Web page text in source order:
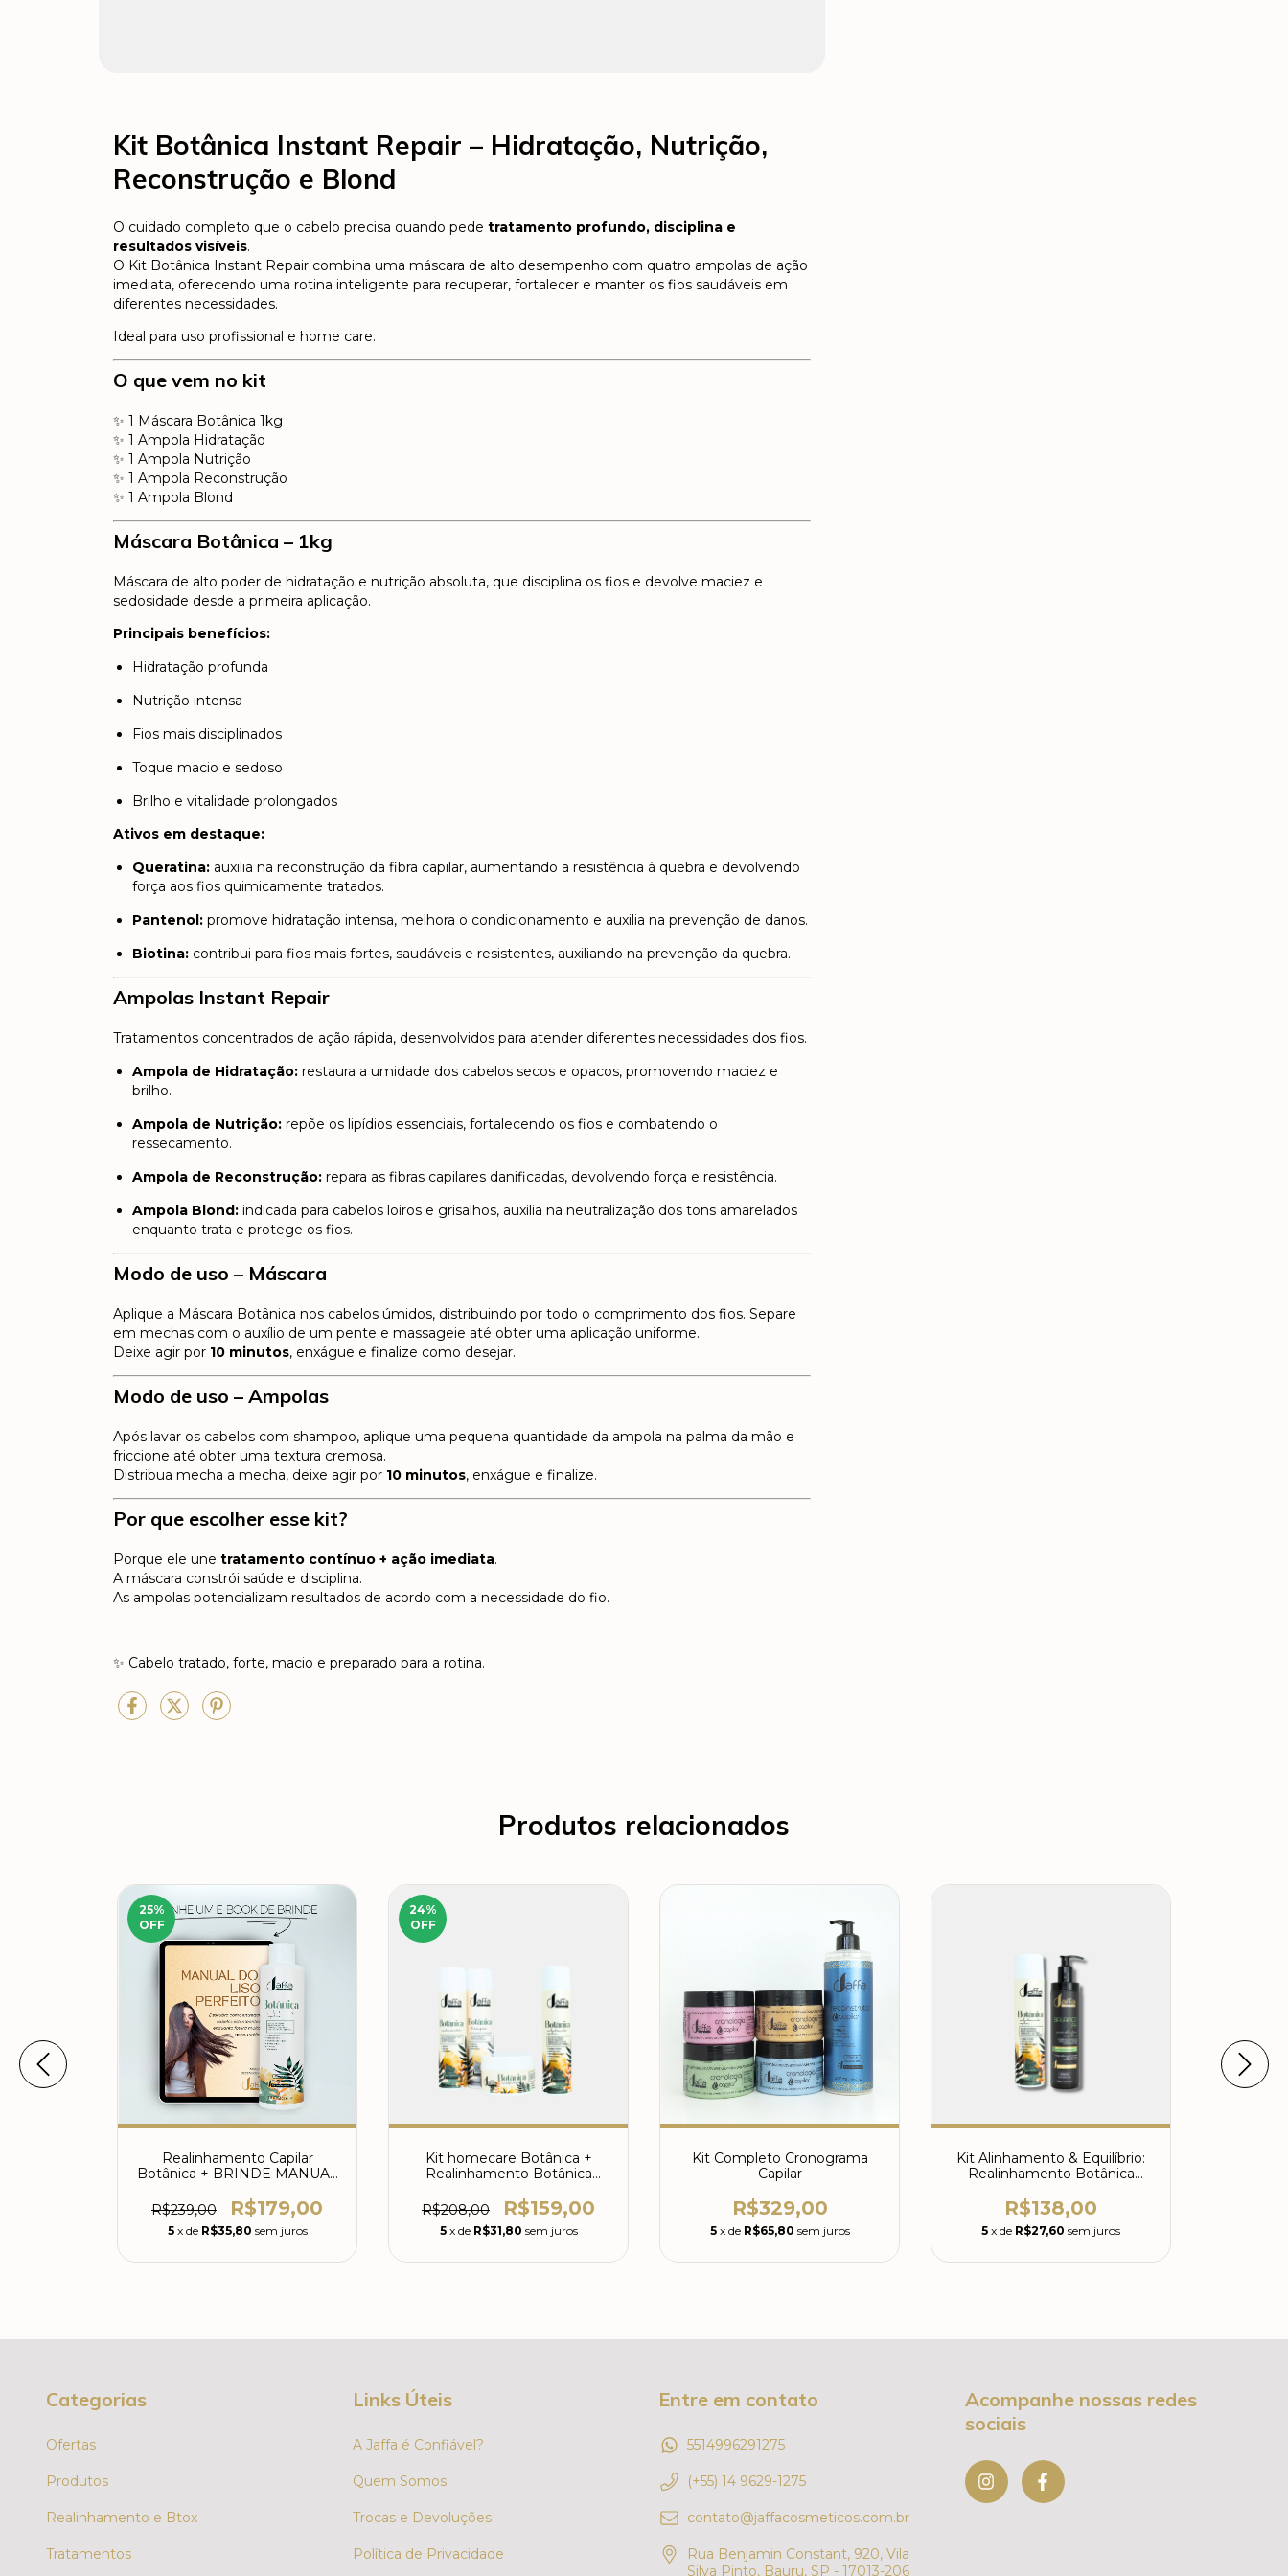
Kit Botânica Instant Repair – Hidratação, Nutrição,
Reconstrução e Blond
O cuidado completo que o cabelo precisa quando pede tratamento profundo, disciplina e
resultados visíveis.
O Kit Botânica Instant Repair combina uma máscara de alto desempenho com quatro ampolas de ação
imediata, oferecendo uma rotina inteligente para recuperar, fortalecer e manter os fios saudáveis em
diferentes necessidades.
Ideal para uso profissional e home care.
O que vem no kit
✨ 1 Máscara Botânica 1kg
✨ 1 Ampola Hidratação
✨ 1 Ampola Nutrição
✨ 1 Ampola Reconstrução
✨ 1 Ampola Blond
Máscara Botânica – 1kg
Máscara de alto poder de hidratação e nutrição absoluta, que disciplina os fios e devolve maciez e
sedosidade desde a primeira aplicação.
Principais benefícios:
Hidratação profunda
Nutrição intensa
Fios mais disciplinados
Toque macio e sedoso
Brilho e vitalidade prolongados
Ativos em destaque:
Queratina: auxilia na reconstrução da fibra capilar, aumentando a resistência à quebra e devolvendo
força aos fios quimicamente tratados.
Pantenol: promove hidratação intensa, melhora o condicionamento e auxilia na prevenção de danos.
Biotina: contribui para fios mais fortes, saudáveis e resistentes, auxiliando na prevenção da quebra.
Ampolas Instant Repair
Tratamentos concentrados de ação rápida, desenvolvidos para atender diferentes necessidades dos fios.
Ampola de Hidratação: restaura a umidade dos cabelos secos e opacos, promovendo maciez e
brilho.
Ampola de Nutrição: repõe os lipídios essenciais, fortalecendo os fios e combatendo o
ressecamento.
Ampola de Reconstrução: repara as fibras capilares danificadas, devolvendo força e resistência.
Ampola Blond: indicada para cabelos loiros e grisalhos, auxilia na neutralização dos tons amarelados
enquanto trata e protege os fios.
Modo de uso – Máscara
Aplique a Máscara Botânica nos cabelos úmidos, distribuindo por todo o comprimento dos fios. Separe
em mechas com o auxílio de um pente e massageie até obter uma aplicação uniforme.
Deixe agir por 10 minutos, enxágue e finalize como desejar.
Modo de uso – Ampolas
Após lavar os cabelos com shampoo, aplique uma pequena quantidade da ampola na palma da mão e
friccione até obter uma textura cremosa.
Distribua mecha a mecha, deixe agir por 10 minutos, enxágue e finalize.
Por que escolher esse kit?
Porque ele une tratamento contínuo + ação imediata.
A máscara constrói saúde e disciplina.
As ampolas potencializam resultados de acordo com a necessidade do fio.
✨ Cabelo tratado, forte, macio e preparado para a rotina.
Produtos relacionados
25%
OFF
Realinhamento Capilar
Botânica + BRINDE MANUAL
R$239,00
R$179,00
5 x de R$35,80 sem juros
24%
OFF
Kit homecare Botânica +
Realinhamento Botânica
R$208,00
R$159,00
5 x de R$31,80 sem juros
Kit Completo Cronograma
Capilar
R$329,00
5 x de R$65,80 sem juros
Kit Alinhamento & Equilíbrio:
Realinhamento Botânica
R$138,00
5 x de R$27,60 sem juros
Categorias
Ofertas
Produtos
Realinhamento e Btox
Tratamentos
Links Úteis
A Jaffa é Confiável?
Quem Somos
Trocas e Devoluções
Política de Privacidade
Entre em contato
5514996291275
(+55) 14 9629-1275
contato@jaffacosmeticos.com.br
Rua Benjamin Constant, 920, Vila
Silva Pinto, Bauru, SP - 17013-206
Acompanhe nossas redes
sociais